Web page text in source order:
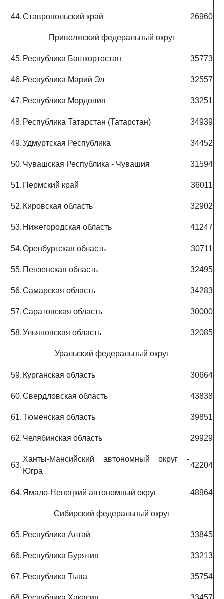
44.Ставропольский край 26960
Приволжский федеральный округ
45. Республика Башкортостан 35773
46. Республика Марий Эл 32557
47. Республика Мордовия 33251
48. Республика Татарстан (Татарстан) 34939
49.Удмуртская Республика 34452
50. Чувашская Республика - Чувашия 31594
51. Пермский край 36011
52. Кировская область 32902
53. Нижегородская область 41247
54.Оренбургская область 30711
55. Пензенская область 32495
56.Самарская область 34283
57.Саратовская область 30000
58.Ульяновская область 32085
Уральский федеральный округ
59. Курганская область 30664
60.Свердловская область 43838
61.Тюменская область 39851
62. Челябинская область 29929
63.
Ханты-Мансийский автономный округ -
Югра
42204
64. Ямало-Ненецкий автономный округ 48964
Сибирский федеральный округ
65. Республика Алтай 33845
66. Республика Бурятия 33213
67. Республика Тыва 35754